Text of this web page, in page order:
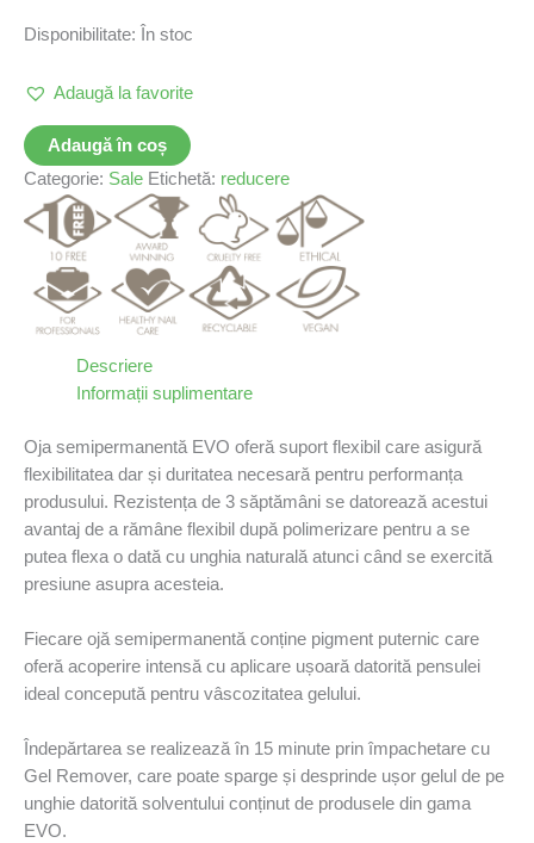
Disponibilitate: În stoc
Adaugă la favorite
Adaugă în coș
Categorie: Sale Etichetă: reducere
Descriere
Informații suplimentare
Oja semipermanentă EVO oferă suport flexibil care asigură
flexibilitatea dar și duritatea necesară pentru performanța
produsului. Rezistența de 3 săptămâni se datorează acestui
avantaj de a rămâne flexibil după polimerizare pentru a se
putea flexa o dată cu unghia naturală atunci când se exercită
presiune asupra acesteia.
Fiecare ojă semipermanentă conține pigment puternic care
oferă acoperire intensă cu aplicare ușoară datorită pensulei
ideal concepută pentru vâscozitatea gelului.
Îndepărtarea se realizează în 15 minute prin împachetare cu
Gel Remover, care poate sparge și desprinde ușor gelul de pe
unghie datorită solventului conținut de produsele din gama
EVO.